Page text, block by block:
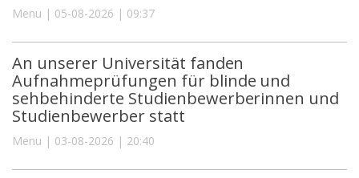
Menu | 05-08-2026 | 09:37
An unserer Universität fanden
Aufnahmeprüfungen für blinde und
sehbehinderte Studienbewerberinnen und
Studienbewerber statt
Menu | 03-08-2026 | 20:40